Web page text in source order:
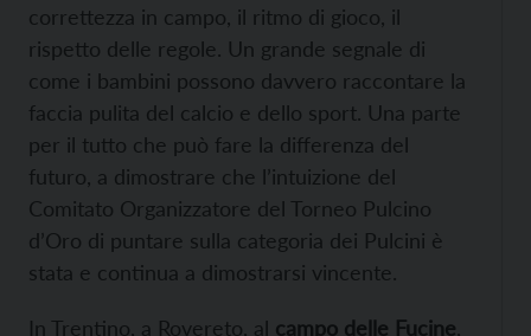
correttezza in campo, il ritmo di gioco, il
rispetto delle regole. Un grande segnale di
come i bambini possono davvero raccontare la
faccia pulita del calcio e dello sport. Una parte
per il tutto che può fare la differenza del
futuro, a dimostrare che l’intuizione del
Comitato Organizzatore del Torneo Pulcino
d’Oro di puntare sulla categoria dei Pulcini è
stata e continua a dimostrarsi vincente.
In Trentino, a Rovereto, al campo delle Fucine